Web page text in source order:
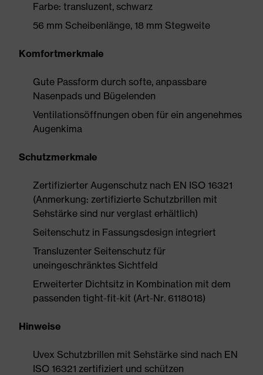
Farbe: transluzent, schwarz
56 mm Scheibenlänge, 18 mm Stegweite
Komfortmerkmale
Gute Passform durch softe, anpassbare
Nasenpads und Bügelenden
Ventilationsöffnungen oben für ein angenehmes
Augenkima
Schutzmerkmale
Zertifizierter Augenschutz nach EN ISO 16321
(Anmerkung: zertifizierte Schutzbrillen mit
Sehstärke sind nur verglast erhältlich)
Seitenschutz in Fassungsdesign integriert
Transluzenter Seitenschutz für
uneingeschränktes Sichtfeld
Erweiterter Dichtsitz in Kombination mit dem
passenden tight-fit-kit (Art-Nr. 6118018)
Hinweise
Uvex Schutzbrillen mit Sehstärke sind nach EN
ISO 16321 zertifiziert und schützen